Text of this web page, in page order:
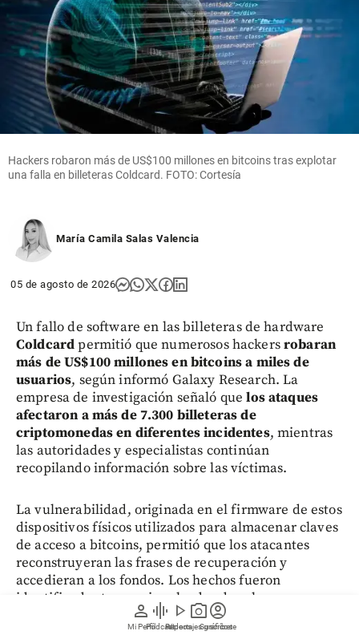
person
Mi Perfil
graphic_eq
Pódcast
play_arrow
Videos
photo_camera
Reportajes gráficos
account_circle
Suscríbete
Hackers robaron más de US$100 millones en bitcoins tras explotar
una falla en billeteras Coldcard. FOTO: Cortesía
María Camila Salas Valencia
05 de agosto de 2026
Un fallo de software en las billeteras de hardware
Coldcardpermitió que numerosos hackersrobaran
más de US$100 millones en bitcoins a miles de
usuarios, según informó Galaxy Research. La
empresa de investigación señaló que los ataques
afectaron a más de 7.300 billeteras de
criptomonedas en diferentes incidentes, mientras
las autoridades y especialistas continúan
recopilando información sobre las víctimas.
La vulnerabilidad, originada en el firmware de estos
dispositivos físicos utilizados para almacenar claves
de acceso a bitcoins, permitió que los atacantes
reconstruyeran las frases de recuperación y
accedieran a los fondos. Los hechos fueron
identificados tras varias oleadas de robos
registradas en los últimos días.